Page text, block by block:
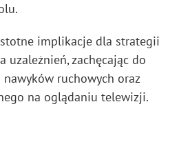
implikacje dla strategii
uzależnień, zachęcając do
ruchowych oraz
na oglądaniu telewizji.